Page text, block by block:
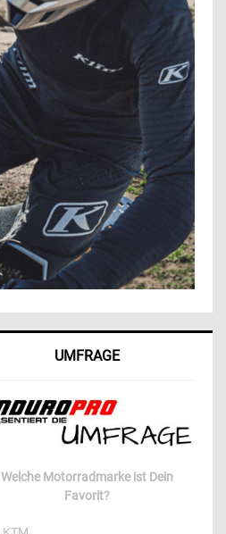
UMFRAGE
Welche Motorradmarke ist Dein
Favorit?